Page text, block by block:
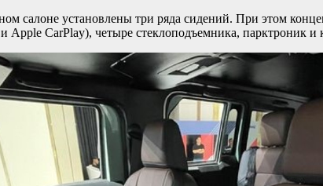
салоне установлены три ряда сидений. При этом
Apple CarPlay), четыре стеклоподъемника, парктроник